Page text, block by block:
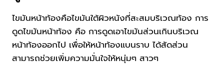
ไขมันหน้าท้องคือไขมันใต้ผิวหนังที่สะสมบริเวณท้อง การ
ดูดไขมันหน้าท้อง คือ การดูดเอาไขมันส่วนเกินบริเวณ
หน้าท้องออกไป เพื่อให้หน้าท้องแบนราบ ได้สัดส่วน
สามารถช่วยเพิ่มความมั่นใจให้หนุ่มๆ สาวๆ